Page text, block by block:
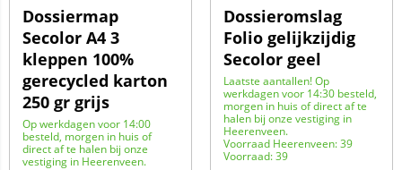
Dossiermap
Secolor A4 3
kleppen 100%
gerecycled karton
250 gr grijs
Op werkdagen voor 14:00
besteld, morgen in huis of
direct af te halen bij onze
vestiging in Heerenveen.
Dossieromslag
Folio gelijkzijdig
Secolor geel
Laatste aantallen! Op
werkdagen voor 14:30 besteld,
morgen in huis of direct af te
halen bij onze vestiging in
Heerenveen.
Voorraad Heerenveen: 39
Voorraad: 39